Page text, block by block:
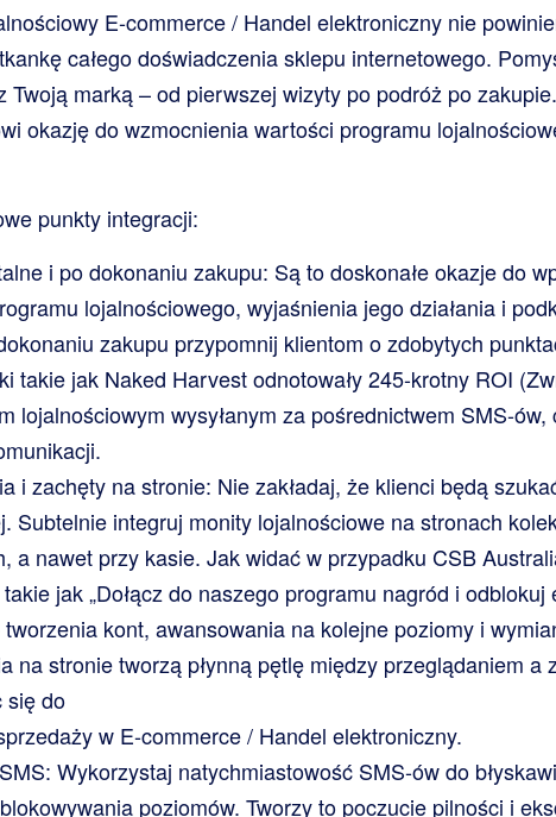
E-commerce / Handel elektroniczny nie
całego doświadczenia sklepu internetowego.
Twoją marką – od pierwszej wizyty po podróż po
okazję do wzmocnienia wartości programu
punkty integracji:
i po dokonaniu zakupu: Są to doskonałe okazje do
lojalnościowego, wyjaśnienia jego działania i
zakupu przypomnij klientom o zdobytych
takie jak Naked Harvest odnotowały 245-krotny ROI
lojalnościowym wysyłanym za pośrednictwem SMS-ów,
i zachęty na stronie: Nie zakładaj, że klienci będą
Subtelnie integruj monity lojalnościowe na stronach
a nawet przy kasie. Jak widać w przypadku CSB
jak „Dołącz do naszego programu nagród i odblokuj
kont, awansowania na kolejne poziomy i
na stronie tworzą płynną pętlę między przeglądaniem a
się do
w E-commerce / Handel elektroniczny.
Wykorzystaj natychmiastowość SMS-ów do
poziomów. Tworzy to poczucie pilności i